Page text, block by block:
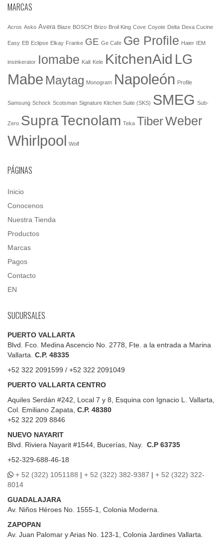
MARCAS
Acros Asko Avera Blaze BOSCH Brizo Broil King Cove Coyote Delta Dexa Cucine
Easy EB Eclipse Elkay Franke GE Ge Cafe Ge Profile Haier IEM
insinkerator Iomabe Kalt Kele KitchenAid LG
Mabe Maytag Monogram Napoleón Profile
Samsung Schock Scotsman Signature Kitchen Suite (SKS) SMEG Sub-
Zero SupraTecnolam Teka TiberWeber
Whirlpool Wolf
PÁGINAS
Inicio
Conocenos
Nuestra Tienda
Productos
Marcas
Pagos
Contacto
EN
SUCURSALES
PUERTO VALLARTA
Blvd. Fco. Medina Ascencio No. 2778, Fte. a la entrada a Marina
Vallarta. C.P. 48335
+52 322 2091599 / +52 322 2091049
PUERTO VALLARTA CENTRO
Aquiles Serdán #242, Local 7 y 8, Esquina con Ignacio L. Vallarta,
Col. Emiliano Zapata, C.P. 48380
+52 322 209 8846
NUEVO NAYARIT
Blvd.
Riviera Nayarit #1544, Bucerías, Nay. C.P 63735
+52-329-688-46-18
+ 52 (322) 1051188 | + 52 (322) 382-9387 | + 52 (322) 322-
8014
GUADALAJARA
Av. Niños Héroes No. 1555-1, Colonia Moderna.
ZAPOPAN
Av. Juan Palomar y Arias No. 123-1, Colonia Jardines Vallarta.